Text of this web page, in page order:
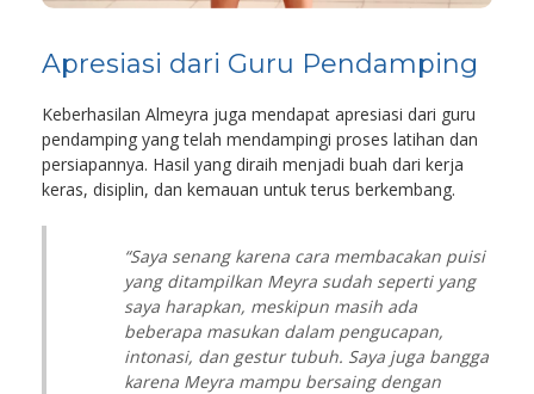
Apresiasi dari Guru Pendamping
Keberhasilan Almeyra juga mendapat apresiasi dari guru
pendamping yang telah mendampingi proses latihan dan
persiapannya. Hasil yang diraih menjadi buah dari kerja
keras, disiplin, dan kemauan untuk terus berkembang.
“Saya senang karena cara membacakan puisi
yang ditampilkan Meyra sudah seperti yang
saya harapkan, meskipun masih ada
beberapa masukan dalam pengucapan,
intonasi, dan gestur tubuh. Saya juga bangga
karena Meyra mampu bersaing dengan